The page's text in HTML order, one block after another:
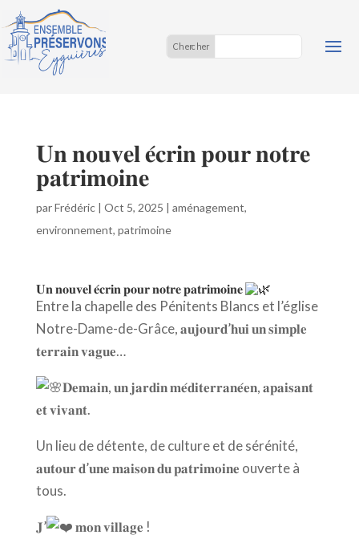
𝐔𝐧 𝐧𝐨𝐮𝐯𝐞𝐥 𝐞́𝐜𝐫𝐢𝐧 𝐩𝐨𝐮𝐫 𝐧𝐨𝐭𝐫𝐞
𝐩𝐚𝐭𝐫𝐢𝐦𝐨𝐢𝐧𝐞
parFrédéric| Oct 5, 2025 | aménagement,
environnement, patrimoine
𝐔𝐧 𝐧𝐨𝐮𝐯𝐞𝐥 𝐞́𝐜𝐫𝐢𝐧 𝐩𝐨𝐮𝐫 𝐧𝐨𝐭𝐫𝐞 𝐩𝐚𝐭𝐫𝐢𝐦𝐨𝐢𝐧𝐞
Entre la chapelle des Pénitents Blancs et l’église
Notre-Dame-de-Grâce, 𝐚𝐮𝐣𝐨𝐮𝐫𝐝’𝐡𝐮𝐢 𝐮𝐧 𝐬𝐢𝐦𝐩𝐥𝐞
𝐭𝐞𝐫𝐫𝐚𝐢𝐧 𝐯𝐚𝐠𝐮𝐞…
𝐃𝐞𝐦𝐚𝐢𝐧, 𝐮𝐧 𝐣𝐚𝐫𝐝𝐢𝐧 𝐦𝐞́𝐝𝐢𝐭𝐞𝐫𝐫𝐚𝐧𝐞́𝐞𝐧, 𝐚𝐩𝐚𝐢𝐬𝐚𝐧𝐭
𝐞𝐭 𝐯𝐢𝐯𝐚𝐧𝐭.
Un lieu de détente, de culture et de sérénité,
𝐚𝐮𝐭𝐨𝐮𝐫 𝐝’𝐮𝐧𝐞 𝐦𝐚𝐢𝐬𝐨𝐧 𝐝𝐮 𝐩𝐚𝐭𝐫𝐢𝐦𝐨𝐢𝐧𝐞 ouverte à
tous.
𝐉’ 𝐦𝐨𝐧 𝐯𝐢𝐥𝐥𝐚𝐠𝐞 !